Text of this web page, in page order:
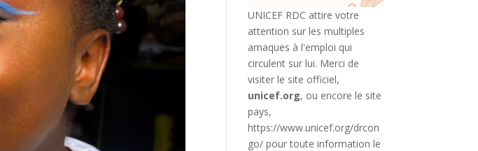
UNICEF RDC attire votre
attention sur les multiples
arnaques à l'emploi qui
circulent sur lui. Merci de
visiter le site officiel,
unicef.org, ou encore le site
pays,
https://www.unicef.org/drcon
go/ pour toute information le